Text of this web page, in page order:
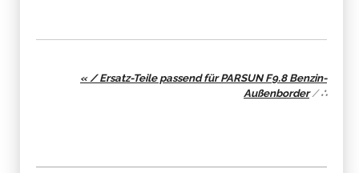
« / Ersatz-Teile passend für PARSUN F9.8 Benzin-
Außenborder/∴